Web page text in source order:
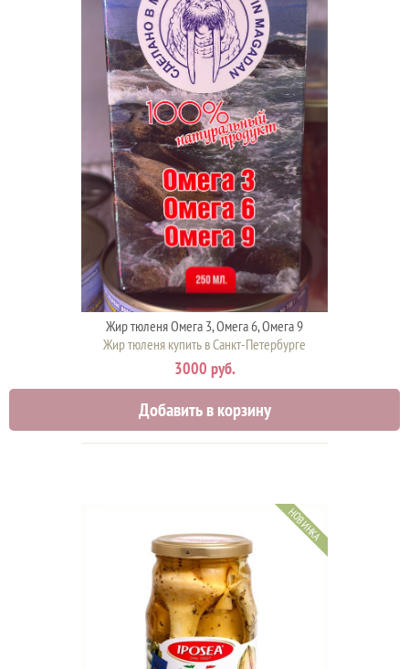
Жир тюленя Омега 3, Омега 6, Омега 9
Жир тюленя купить в Санкт-Петербурге
3000 руб.
Добавить в корзину
НОВИНКА